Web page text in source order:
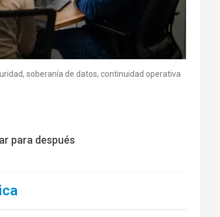
soberanía de datos, continuidad operativa
para después